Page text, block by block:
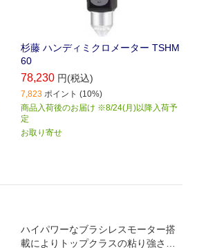
杉藤 ハンディミクロメーター TSHM
60
78,230 円(税込)
7,823 ポイント (10%)
商品入荷後のお届け ※8/24(月)以降入荷予
定
お取り寄せ
ハイパワーなブラシレスモーター搭
載によりトップクラスの粘り強さと